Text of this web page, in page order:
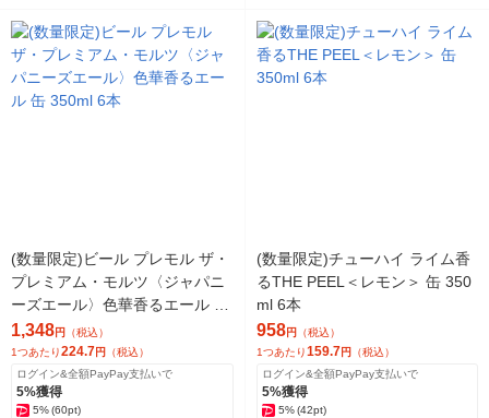
(数量限定)ビール プレモル ザ・
プレミアム・モルツ〈ジャパニ
ーズエール〉色華香るエール 缶
350ml 6本
1,348円 （税込）
1つあたり224.7円 （税込）
ログイン&全額PayPay支払いで
5%獲得
5%(60pt)
(数量限定)チューハイ ライム香
るTHE PEEL＜レモン＞ 缶 350
ml 6本
958円 （税込）
1つあたり159.7 円 （税込）
ログイン&全額PayPay支払いで
5%獲得
5% (42pt)